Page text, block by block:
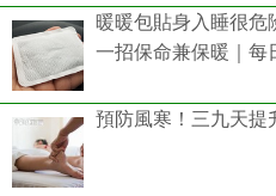
暖暖包貼身入睡很危
一招保命兼保暖｜每
預防風寒！三九天提